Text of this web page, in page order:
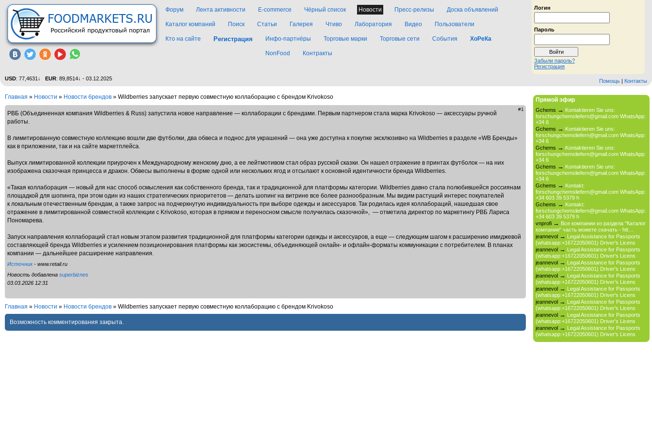
Логин
Пароль
Забыли пароль?
Регистрация
Форум Лента активности E-commerce Чёрный список Новости Пресс-релизы Доска объявлений
Каталог компаний Поиск Статьи Галерея Чтиво Лаборатория Видео Пользователи
Кто на сайте Регистрация Инфо-партнёры Торговые марки Торговые сети События ХоРеКа
NonFood Контракты
Помощь | Контакты
USD: 77,4631↓ EUR: 89,8514↓ - 03.12.2025
Главная » Новости » Новости брендов » Wildberries запускает первую совместную коллаборацию с брендом Krivokoso
#1
РВБ (Объединенная компания Wildberries & Russ) запустила новое направление — коллаборации с брендами. Первым партнером стала марка Krivokoso — аксессуары ручной
работы.
В лимитированную совместную коллекцию вошли две футболки, два обвеса и поднос для украшений — она уже доступна к покупке эксклюзивно на Wildberries в разделе «WB Бренды»
как в приложении, так и на сайте маркетплейса.
Выпуск лимитированной коллекции приурочен к Международному женскому дню, а ее лейтмотивом стал образ русской сказки. Он нашел отражение в принтах футболок — на них
изображена сказочная принцесса и дракон. Обвесы выполнены в форме одной или нескольких ягод и отсылают к основной идентичности бренда Wildberries.
«Такая коллаборация — новый для нас способ осмысления как собственного бренда, так и традиционной для платформы категории. Wildberries давно стала полюбившейся россиянам
площадкой для шопинга, при этом один из наших стратегических приоритетов — делать шопинг на витрине все более разнообразным. Мы видим растущий интерес покупателей
к локальным отечественным брендам, а также запрос на подчеркнутую индивидуальность при выборе одежды и аксессуаров. Так родилась идея коллабораций, нашедшая свое
отражение в лимитированной совместной коллекции с Krivokoso, которая в прямом и переносном смысле получилась сказочной», — отметила директор по маркетингу РВБ Лариса
Пономарева.
Запуск направления коллабораций стал новым этапом развития традиционной для платформы категории одежды и аксессуаров, а еще — следующим шагом к расширению имиджевой
составляющей бренда Wildberries и усилением позиционирования платформы как экосистемы, объединяющей онлайн- и офлайн-форматы коммуникации с потребителем. В планах
компании — дальнейшее расширение направления.
Источник- www.retail.ru
Новость добавлена superbiznes
03.03.2026 12:31
Главная » Новости » Новости брендов » Wildberries запускает первую совместную коллаборацию с брендом Krivokoso
Возможность комментирования закрыта.
Прямой эфир
Gchems → Kontaktieren Sie uns:
forschungchemsliefern@gmail.com WhatsApp:
+34 6
Gchems → Kontaktieren Sie uns:
forschungchemsliefern@gmail.com WhatsApp:
+34 6
Gchems → Kontaktieren Sie uns:
forschungchemsliefern@gmail.com WhatsApp:
+34 6
Gchems → Kontaktieren Sie uns:
forschungchemsliefern@gmail.com WhatsApp:
+34 6
Gchems → Kontakt:
forschungchemsliefern@gmail.com WhatsApp:
+34 603 39 5379 h
Gchems → Kontakt:
forschungchemsliefern@gmail.com WhatsApp:
+34 603 39 5379 h
vnprofi → Все компании из раздела "Каталог
компании" часть можете скачать - htt…
jeannevol → Legal Assistance for Passports
(whatsapp:+16722050601) Driver's Licens
jeannevol → Legal Assistance for Passports
(whatsapp:+16722050601) Driver's Licens
jeannevol → Legal Assistance for Passports
(whatsapp:+16722050601) Driver's Licens
jeannevol → Legal Assistance for Passports
(whatsapp:+16722050601) Driver's Licens
jeannevol → Legal Assistance for Passports
(whatsapp:+16722050601) Driver's Licens
jeannevol → Legal Assistance for Passports
(whatsapp:+16722050601) Driver's Licens
jeannevol → Legal Assistance for Passports
(whatsapp:+16722050601) Driver's Licens
jeannevol → Legal Assistance for Passports
(whatsapp:+16722050601) Driver's Licens